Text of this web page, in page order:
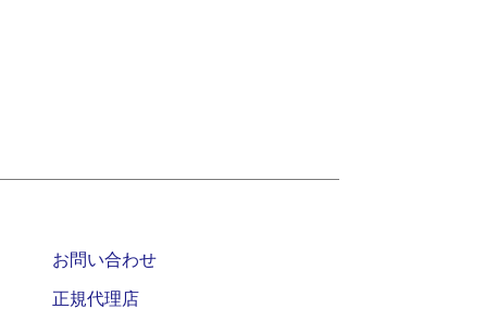
お問い合わせ
正規代理店